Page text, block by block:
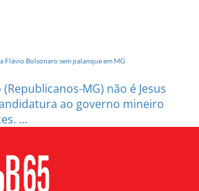
Bolsonaro sem palanque em MG
MG) não é Jesus
ao governo mineiro
...